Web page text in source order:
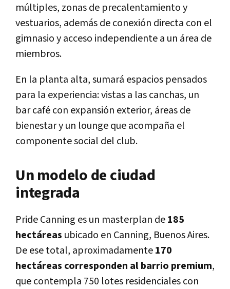
múltiples, zonas de precalentamiento y
vestuarios, además de conexión directa con el
gimnasio y acceso independiente a un área de
miembros.
En la planta alta, sumará espacios pensados
para la experiencia: vistas a las canchas, un
bar café con expansión exterior, áreas de
bienestar y un lounge que acompaña el
componente social del club.
Un modelo de ciudad
integrada
Pride Canning es un masterplan de185
hectáreas ubicado en Canning, Buenos Aires.
De ese total, aproximadamente170
hectáreas corresponden al barrio premium,
que contempla 750 lotes residenciales con